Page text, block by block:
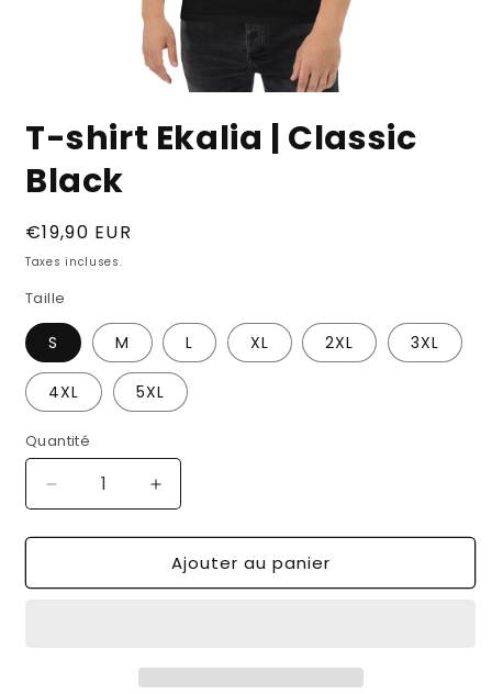
média
dans
une
T-shirt Ekalia | Classic
Black
Prix
habituel
€19,90 EUR
Taxes incluses.
Taille
S M L XL 2XL 3XL
4XL 5XL
Quantité
Réduire
la
quantité
T-
Augmenter
la
quantité
de
T-
Ajouter au panier